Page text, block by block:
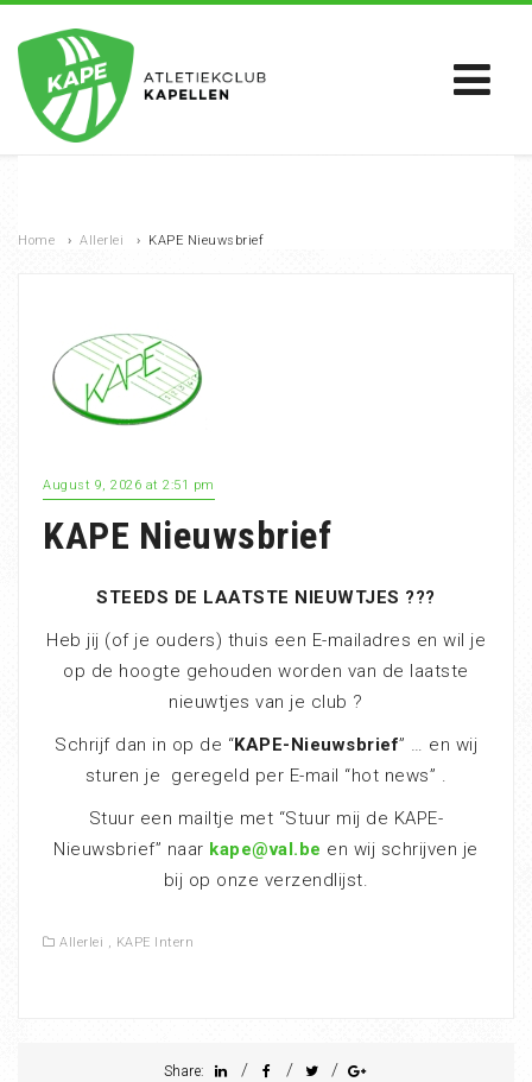
Home › Allerlei › KAPE Nieuwsbrief
August 9, 2026 at 2:51 pm
KAPE Nieuwsbrief
STEEDS DE LAATSTE NIEUWTJES ???
Heb jij (of je ouders) thuis een E-mailadres en wil je
op de hoogte gehouden worden van de laatste
nieuwtjes van je club ?
Schrijf dan in op de “KAPE-Nieuwsbrief” … en wij
sturen je geregeld per E-mail “hot news” .
Stuur een mailtje met “Stuur mij de KAPE-
Nieuwsbrief” naar kape@val.be en wij schrijven je
bij op onze verzendlijst.
Allerlei , KAPE Intern
Share: / / /